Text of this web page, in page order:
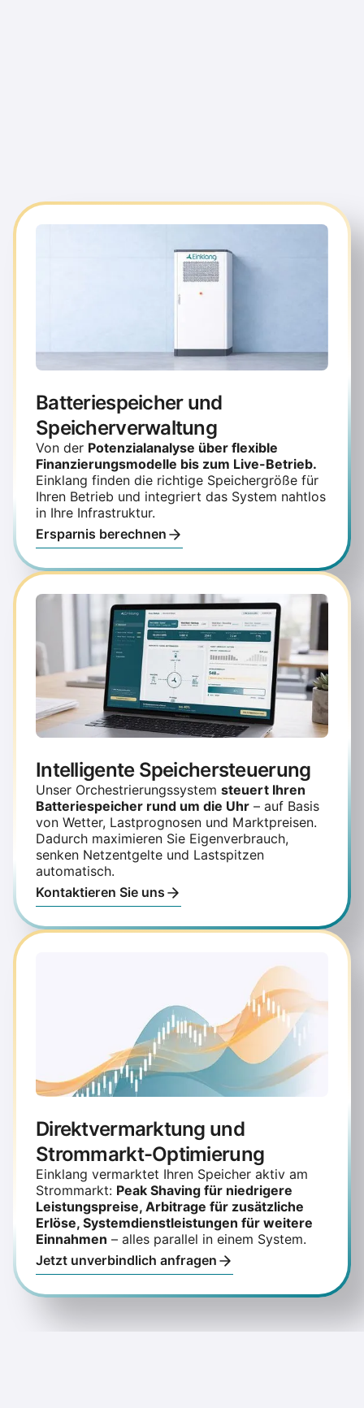
Batteriespeicher und
Speicherverwaltung
Von der Potenzialanalyse über flexible
Finanzierungsmodelle bis zum Live-Betrieb.
Einklang finden die richtige Speichergröße für
Ihren Betrieb und integriert das System nahtlos
in Ihre Infrastruktur.
Ersparnis berechnen
Intelligente Speichersteuerung
Unser Orchestrierungssystem steuert Ihren
Batteriespeicher rund um die Uhr – auf Basis
von Wetter, Lastprognosen und Marktpreisen.
Dadurch maximieren Sie Eigenverbrauch,
senken Netzentgelte und Lastspitzen
automatisch.
Kontaktieren Sie uns
Direktvermarktung und
Strommarkt-Optimierung
Einklang vermarktet Ihren Speicher aktiv am
Strommarkt: Peak Shaving für niedrigere
Leistungspreise, Arbitrage für zusätzliche
Erlöse, Systemdienstleistungen für weitere
Einnahmen – alles parallel in einem System.
Jetzt unverbindlich anfragen